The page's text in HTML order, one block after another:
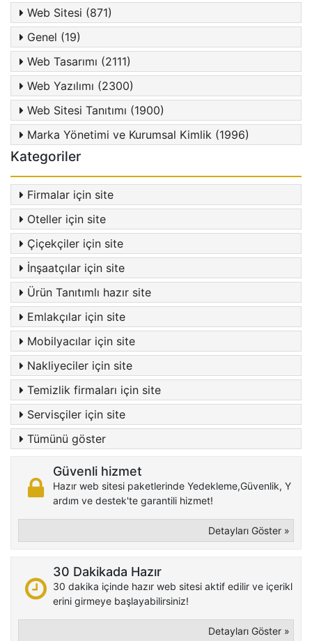
Web Sitesi (871)
Genel (19)
Web Tasarımı (2111)
Web Yazılımı (2300)
Web Sitesi Tanıtımı (1900)
Marka Yönetimi ve Kurumsal Kimlik (1996)
Kategoriler
Firmalar için site
Oteller için site
Çiçekçiler için site
İnşaatçılar için site
Ürün Tanıtımlı hazır site
Emlakçılar için site
Mobilyacılar için site
Nakliyeciler için site
Temizlik firmaları için site
Servisçiler için site
Tümünü göster
Güvenli hizmet
Hazır web sitesi paketlerinde Yedekleme,Güvenlik, Y
ardım ve destek'te garantili hizmet!
Detayları Göster »
30 Dakikada Hazır
30 dakika içinde hazır web sitesi aktif edilir ve içerikl
erini girmeye başlayabilirsiniz!
Detayları Göster »